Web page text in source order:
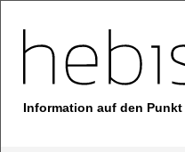
Information auf den Punkt